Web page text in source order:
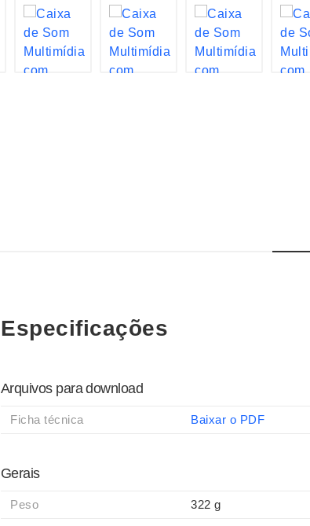
Especificações
Arquivos para download
Ficha técnica Baixar o PDF
Gerais
Peso 322 g